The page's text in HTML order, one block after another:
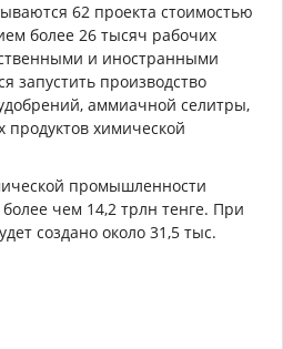
62 проекта стоимостью
более 26 тысяч рабочих
и иностранными
запустить производство
аммиачной селитры,
продуктов химической
промышленности
чем 14,2 трлн тенге. При
создано около 31,5 тыс.